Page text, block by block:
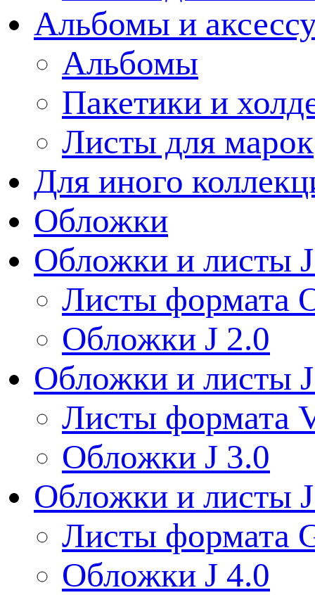
Альбомы и
Альбомы
Пакетики и
Листы для марок
Для иного
Обложки
Обложки и листы
Листы формата
Обложки J 2.0
Обложки и листы
Листы формата
Обложки J 3.0
Обложки и листы
Листы формата
Обложки J 4.0